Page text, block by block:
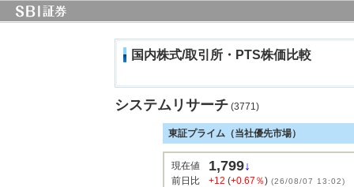
国内株式/取引所・PTS株価比較
システムリサーチ (3771)
東証プライム（当社優先市場）
現在値 1,799↓
前日比 +12 (+0.67％) (26/08/07 13:02)